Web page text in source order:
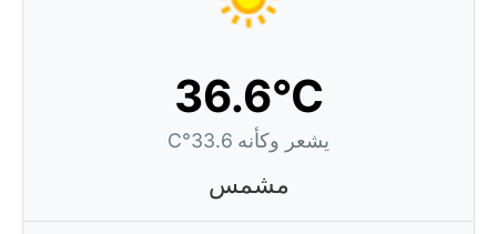
36.6°C
يشعر وكأنه 33.6°C
مشمس